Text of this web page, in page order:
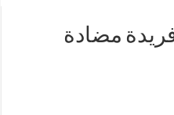
مضادة